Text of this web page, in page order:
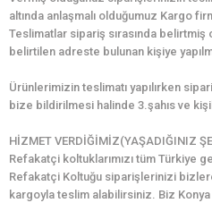
altında anlaşmalı olduğumuz Kargo
Teslimatlar sipariş sırasında
belirtilen adreste bulunan kişiye
Ürünlerimizin teslimatı yapılırken
bize bildirilmesi halinde 3.şahıs ve
HİZMET VERDİĞİMİZ(YAŞADIĞINIZ
Refakatçi koltuklarımızı tüm Türkiye
Refakatçi Koltuğu siparişlerinizi
kargoyla teslim alabilirsiniz. Biz